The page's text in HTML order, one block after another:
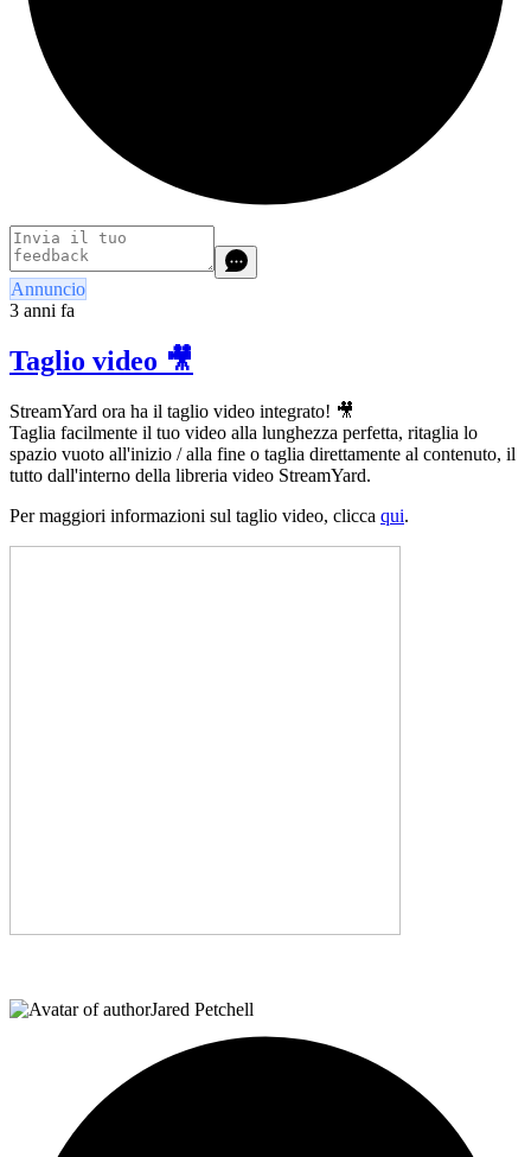
Annuncio
3 anni fa
Taglio video 🎥
StreamYard ora ha il taglio video integrato! 🎥
Taglia facilmente il tuo video alla lunghezza perfetta, ritaglia lo
spazio vuoto all'inizio / alla fine o taglia direttamente al contenuto, il
tutto dall'interno della libreria video StreamYard.
Per maggiori informazioni sul taglio video, clicca qui.
Jared Petchell